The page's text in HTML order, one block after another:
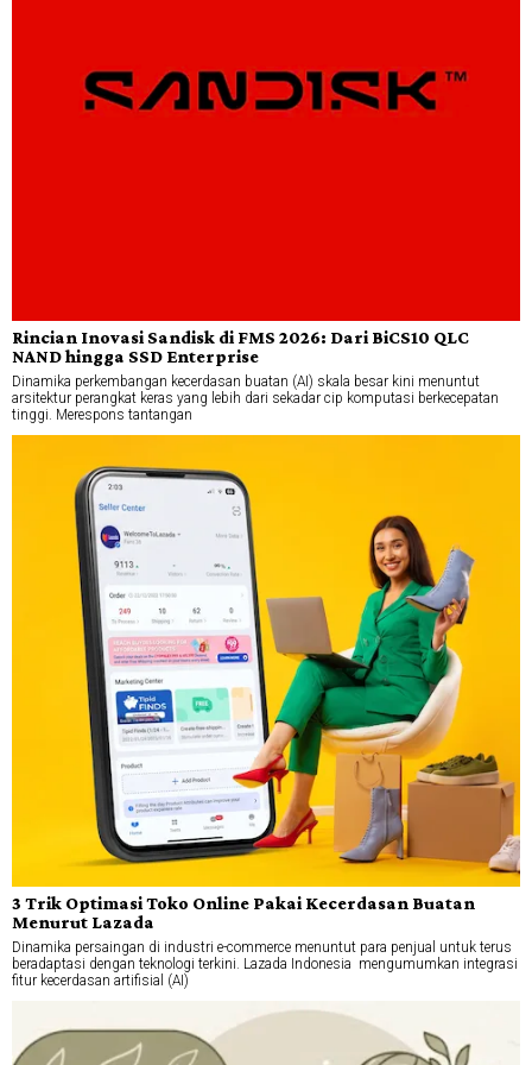
Rincian Inovasi Sandisk di FMS 2026: Dari BiCS10 QLC
NAND hingga SSD Enterprise
Dinamika perkembangan kecerdasan buatan (AI) skala besar kini menuntut
arsitektur perangkat keras yang lebih dari sekadar cip komputasi berkecepatan
tinggi. Merespons tantangan
3 Trik Optimasi Toko Online Pakai Kecerdasan Buatan
Menurut Lazada
Dinamika persaingan di industri e-commerce menuntut para penjual untuk terus
beradaptasi dengan teknologi terkini. Lazada Indonesia mengumumkan integrasi
fitur kecerdasan artifisial (AI)